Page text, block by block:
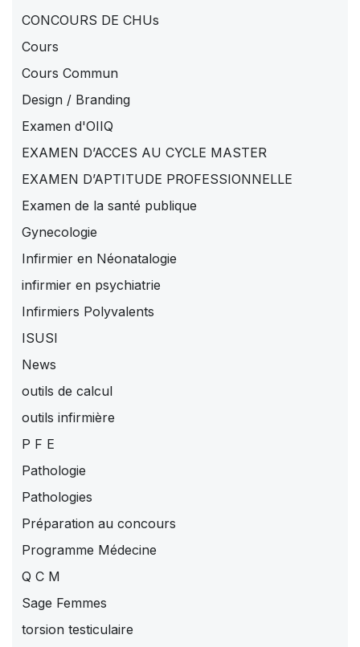
CONCOURS DE CHUs
Cours
Cours Commun
Design / Branding
Examen d'OIIQ
EXAMEN D’ACCES AU CYCLE MASTER
EXAMEN D’APTITUDE PROFESSIONNELLE
Examen de la santé publique
Gynecologie
Infirmier en Néonatalogie
infirmier en psychiatrie
Infirmiers Polyvalents
ISUSI
News
outils de calcul
outils infirmière
P F E
Pathologie
Pathologies
Préparation au concours
Programme Médecine
Q C M
Sage Femmes
torsion testiculaire